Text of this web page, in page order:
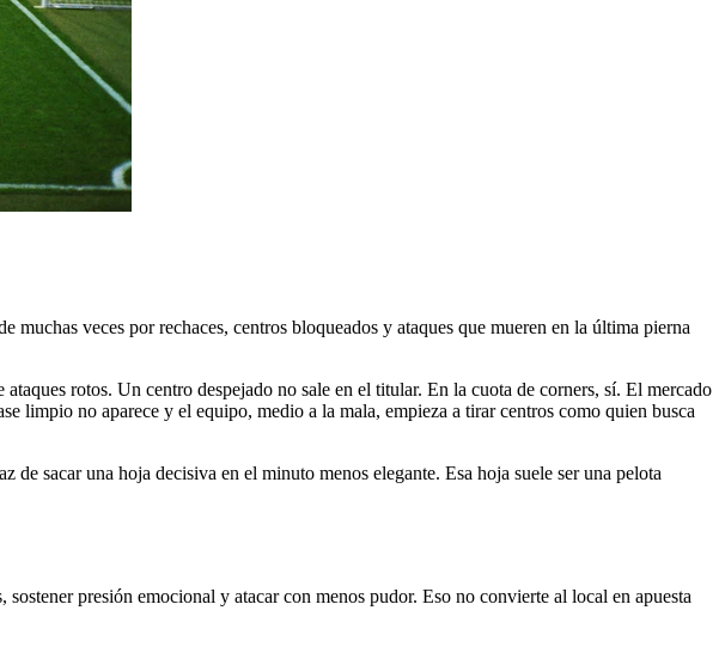
veces por rechaces, centros bloqueados y ataques que mueren en la última pierna
rotos. Un centro despejado no sale en el titular. En la cuota de corners, sí. El mercado
limpio no aparece y el equipo, medio a la mala, empieza a tirar centros como quien busca
sacar una hoja decisiva en el minuto menos elegante. Esa hoja suele ser una pelota
presión emocional y atacar con menos pudor. Eso no convierte al local en apuesta